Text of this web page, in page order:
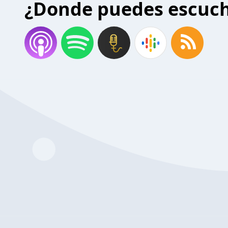
¿Donde puedes